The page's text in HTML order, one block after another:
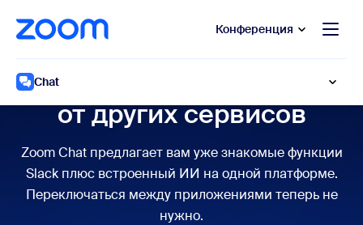
содержанию
в чат помощи Конференция
Chat
Что отличает Zoom Chat
от других сервисов
Zoom Chat предлагает вам уже знакомые функции
Slack плюс встроенный ИИ на одной платформе.
Переключаться между приложениями теперь не
нужно.